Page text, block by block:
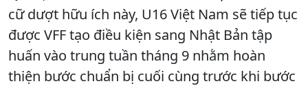
cữ dượt hữu ích này, U16 Việt Nam sẽ tiếp tục
được VFF tạo điều kiện sang Nhật Bản tập
huấn vào trung tuần tháng 9 nhằm hoàn
thiện bước chuẩn bị cuối cùng trước khi bước